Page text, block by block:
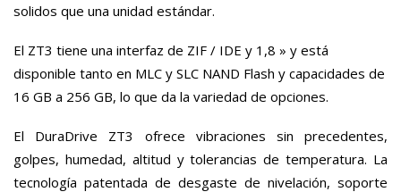
solidos que una unidad estándar.
El ZT3 tiene una interfaz de ZIF / IDE y 1,8 » y está
disponible tanto en MLC y SLC NAND Flash y capacidades de
16 GB a 256 GB, lo que da la variedad de opciones.
El DuraDrive ZT3 ofrece vibraciones sin precedentes,
golpes, humedad, altitud y tolerancias de temperatura. La
tecnología patentada de desgaste de nivelación, soporte